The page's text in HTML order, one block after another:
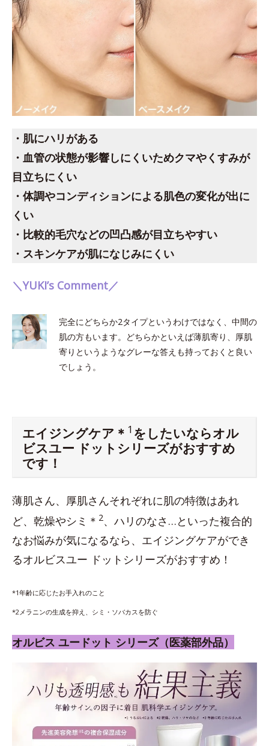
・肌にハリがある
・血管の状態が影響しにくいためクマやくすみが
目立ちにくい
・体調やコンディションによる肌色の変化が出に
くい
・比較的毛穴などの凹凸感が目立ちやすい
・スキンケアが肌になじみにくい
＼YUKI’s Comment／
完全にどちらか2タイプというわけではなく、中間の
肌の方もいます。どちらかといえば薄肌寄り、厚肌
寄りというようなグレーな答えも持っておくと良い
でしょう。
エイジングケア＊ 1 をしたいならオル
ビスユー ドットシリーズがおすすめ
です！
薄肌さん、厚肌さんそれぞれに肌の特徴はあれ
ど、乾燥やシミ＊ 2、ハリのなさ…といった複合的
なお悩みが気になるなら、エイジングケアができ
るオルビスユー ドットシリーズがおすすめ！
*1年齢に応じたお手入れのこと
*2メラニンの生成を抑え、シミ・ソバカスを防ぐ
オルビス ユードット シリーズ（医薬部外品）